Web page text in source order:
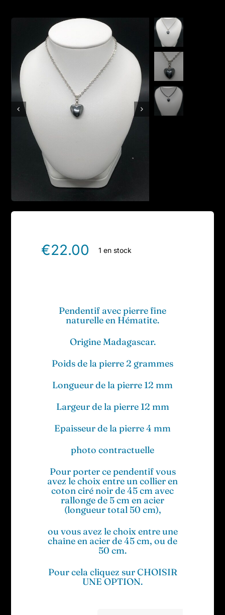
Boutique en ligne
Contact
€22.00 1 en stock
Pendentif avec pierre fine
naturelle en Hématite.
Origine Madagascar.
Poids de la pierre 2 grammes
Longueur de la pierre 12 mm
Largeur de la pierre 12 mm
Epaisseur de la pierre 4 mm
photo contractuelle
Pour porter ce pendentif vous
avez le choix entre un collier en
coton ciré noir de 45 cm avec
rallonge de 5 cm en acier
(longueur total 50 cm),
ou vous avez le choix entre une
chaîne en acier de 45 cm, ou de
50 cm.
Pour cela cliquez sur CHOISIR
UNE OPTION.